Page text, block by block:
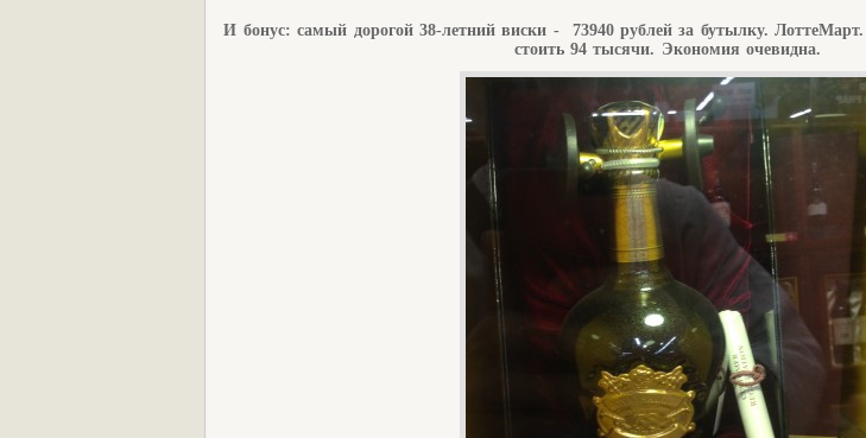
И бонус: самый дорогой 38-летний виски - 73940 рублей за бутылку. ЛоттеМарт.
стоить 94 тысячи. Экономия очевидна.